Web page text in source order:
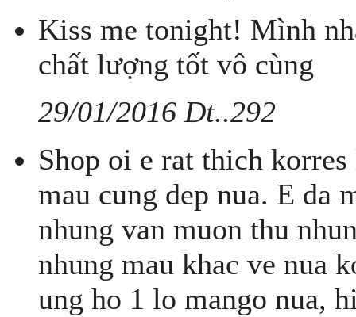
Kiss me tonight! Mình
chất lượng tốt vô cùng
29/01/2016 Dt..292
Shop oi e rat thich
mau cung dep nua. E da
nhung van muon thu
nhung mau khac ve nua
ung ho 1 lo mango nua,